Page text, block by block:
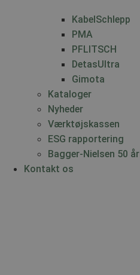
KabelSchlepp
PMA
PFLITSCH
DetasUltra
Gimota
Kataloger
Nyheder
Værktøjskassen
ESG rapportering
Bagger-Nielsen 50 år
Kontakt os